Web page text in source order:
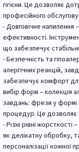
гігієни. Це дозволяє
професійного
- Довговічне
ефективності.
що забезпечує
- Безпечність та
алергічних реакцій,
забезпечує комфорт
вибір форм – колекція
завдань: фрези у формі
процедур. Це дозволяє
- Різні рівні
як делікатну обробку,
персоналізації кожної